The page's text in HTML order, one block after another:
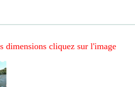
dimensions cliquez sur l'image